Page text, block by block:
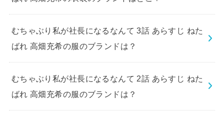
むちゃぶり私が社長になるなんて 3話 あらすじ ねた
ばれ 高畑充希の服のブランドは？
むちゃぶり私が社長になるなんて 2話 あらすじ ねた
ばれ 高畑充希の服のブランドは？